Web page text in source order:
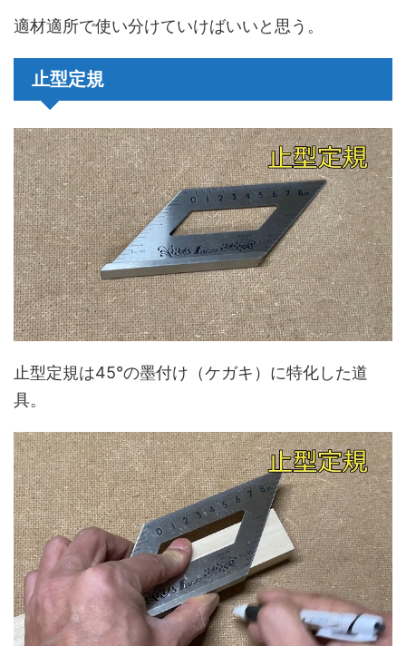
適材適所で使い分けていけばいいと思う。
止型定規
止型定規は45°の墨付け（ケガキ）に特化した道
具。